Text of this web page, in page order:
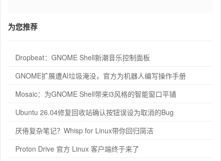
为您推荐
Dropbeat：GNOME Shell新潮音乐控制面板
GNOME扩展遭AI垃圾淹没，官方为机器人编写操作手册
Mosaic：为GNOME Shell带来i3风格的智能窗口平铺
Ubuntu 26.04修复回收站确认按钮误设为取消的Bug
厌倦复杂笔记？Whisp for Linux带你回归简洁
Proton Drive 官方 Linux 客户端终于来了